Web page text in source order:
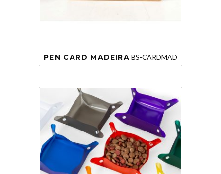
PEN CARD MADEIRA BS-CARDMAD